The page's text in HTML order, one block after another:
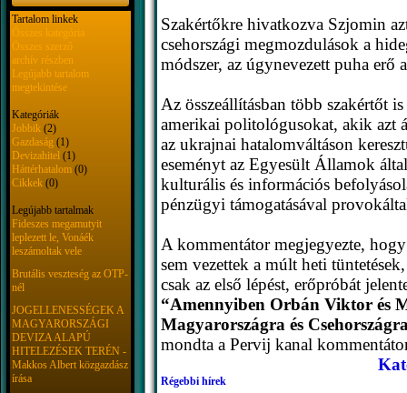
Tartalom linkek
Összes kategória
Összes szerző
archív részben
Legújabb tartalom
megtekintése
Kategóriák
Jobbik (2)
Gazdaság (1)
Devizahitel (1)
Háttérhatalom (0)
Cikkek (0)
Legújabb tartalmak
Fideszes megamutyit
leplezett le, Vonáék
leszámoltak vele
Brutális veszteség az OTP-
nél
JOGELLENESSÉGEK A
MAGYARORSZÁGI
DEVIZA ALAPÚ
HITELEZÉSEK TERÉN -
Makkos Albert közgazdász
írása
Szakértőkre hivatkozva Szjomin
csehországi megmozdulások a
módszer, az úgynevezett puha erő
Az összeállításban több szakértőt
amerikai politológusokat, akik azt
az ukrajnai hatalomváltáson
eseményt az Egyesült Államok
kulturális és információs
pénzügyi támogatásával
A kommentátor megjegyezte,
sem vezettek a múlt heti
csak az első lépést, erőpróbát
“Amennyiben Orbán Viktor és
Magyarországra és
mondta a Pervij kanal
Régebbi hírek